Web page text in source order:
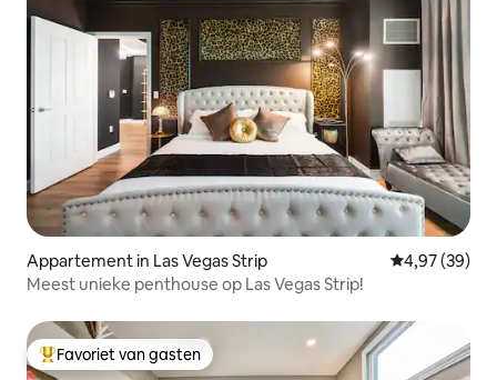
Appartement in Las Vegas Strip Gemiddelde
4,97 (39)
Meest unieke penthouse op Las Vegas Strip!
Topfavoriet van gasten
Favoriet van gasten